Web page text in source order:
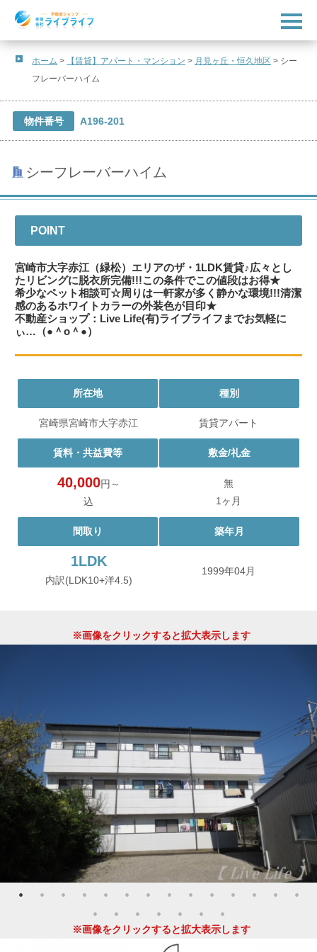
t
o
g
l
v
ホーム > 【賃貸】アパート・マンション > 月見ヶ丘・恒久地区 > シー
フレーバーハイム
シーフレーバーハイム
物件番号 A196-201
POINT
宮崎市大字赤江（緑松）エリアのザ・1LDK賃貸♪広々とし
たリビングに脱衣所完備!!!この条件でこの値段はお得★
希少なペット相談可☆周りは一軒家が多く静かな環境!!!清潔
感のあるホワイトカラーの外装色が目印★
不動産ショップ：Live Life(有)ライブライフまでお気軽に
ぃ…（●＾o＾●）
所在地 種別
宮崎県宮崎市大字赤江 賃貸アパート
賃料・共益費等 敷金/礼金
40,000円～
込
無
1ヶ月
間取り 築年月
1LDK
内訳(LDK10+洋4.5)
1999年04月
※画像をクリックすると拡大表示します
※画像をクリックすると拡大表示します